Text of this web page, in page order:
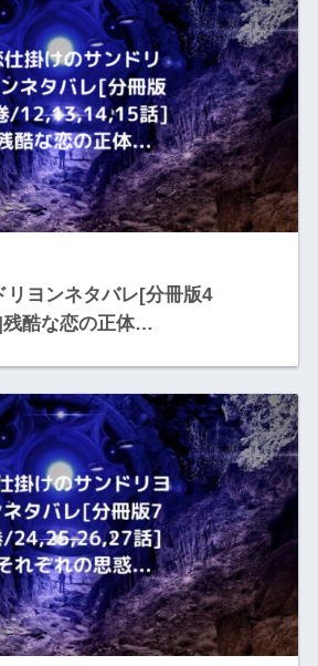
リヨンネタバレ[分冊版4
残酷な恋の正体…